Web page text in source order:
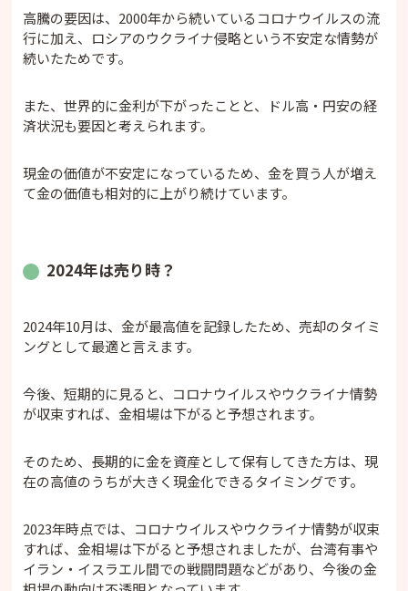
高騰の要因は、2000年から続いているコロナウイルスの流
行に加え、ロシアのウクライナ侵略という不安定な情勢が
続いたためです。
また、世界的に金利が下がったことと、ドル高・円安の経
済状況も要因と考えられます。
現金の価値が不安定になっているため、金を買う人が増え
て金の価値も相対的に上がり続けています。
2024年は売り時？
2024年10月は、金が最高値を記録したため、売却のタイミ
ングとして最適と言えます。
今後、短期的に見ると、コロナウイルスやウクライナ情勢
が収束すれば、金相場は下がると予想されます。
そのため、長期的に金を資産として保有してきた方は、現
在の高値のうちが大きく現金化できるタイミングです。
2023年時点では、コロナウイルスやウクライナ情勢が収束
すれば、金相場は下がると予想されましたが、台湾有事や
イラン・イスラエル間での戦闘問題などがあり、今後の金